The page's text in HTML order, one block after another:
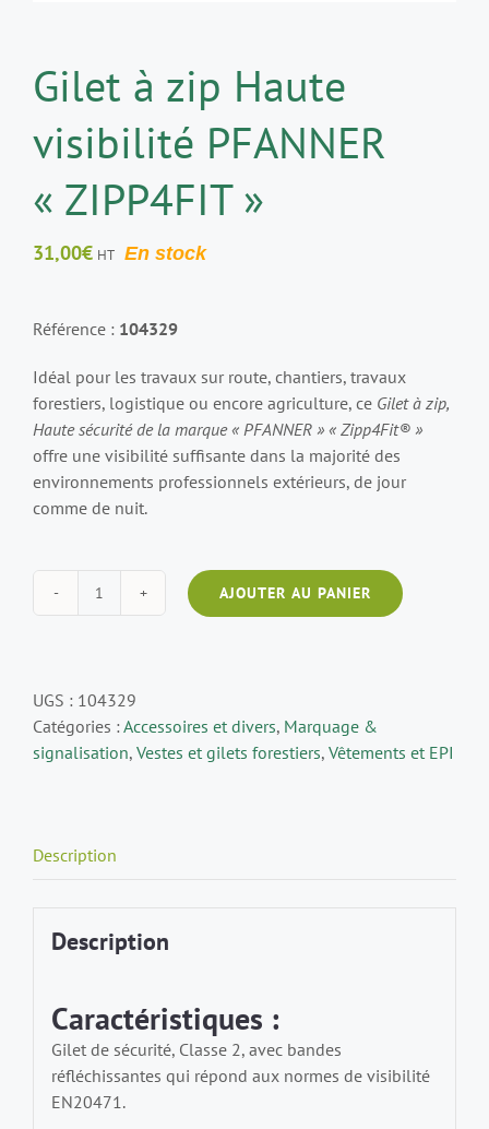
Gilet à zip Haute
visibilité PFANNER
« ZIPP4FIT »
31,00€ HT En stock
Référence : 104329
Idéal pour les travaux sur route, chantiers, travaux
forestiers, logistique ou encore agriculture, ce Gilet à zip,
Haute sécurité de la marque « PFANNER » « Zipp4Fit® »
offre une visibilité suffisante dans la majorité des
environnements professionnels extérieurs, de jour
comme de nuit.
quantité
zip
Haute
visibilité
AJOUTER AU PANIER
UGS : 104329
Catégories :Accessoires et divers, Marquage &
signalisation, Vestes et gilets forestiers, Vêtements et EPI
Description
Description
Caractéristiques :
Gilet de sécurité, Classe 2, avec bandes
réfléchissantes qui répond aux normes de visibilité
EN20471.